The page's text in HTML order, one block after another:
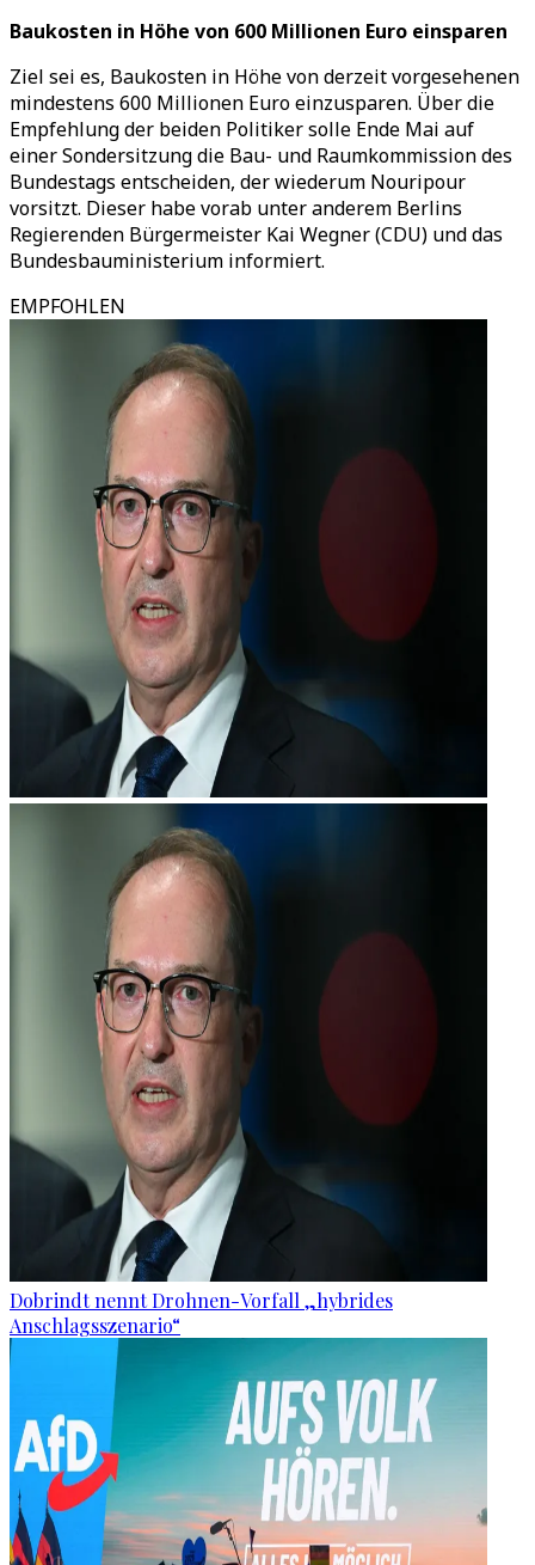
Baukosten in Höhe von 600 Millionen Euro einsparen
Ziel sei es, Baukosten in Höhe von derzeit vorgesehenen
mindestens 600 Millionen Euro einzusparen. Über die
Empfehlung der beiden Politiker solle Ende Mai auf
einer Sondersitzung die Bau- und Raumkommission des
Bundestags entscheiden, der wiederum Nouripour
vorsitzt. Dieser habe vorab unter anderem Berlins
Regierenden Bürgermeister Kai Wegner (CDU) und das
Bundesbauministerium informiert.
EMPFOHLEN
Dobrindt nennt Drohnen-Vorfall „hybrides
Anschlagsszenario“